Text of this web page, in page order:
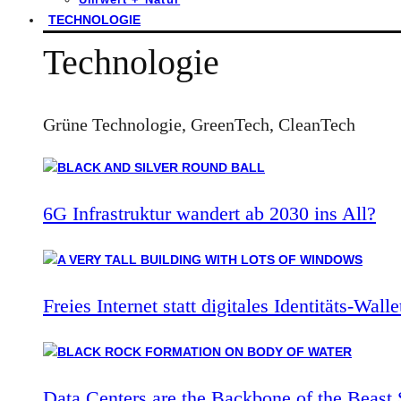
TECHNOLOGIE
Technologie
Grüne Technologie, GreenTech, CleanTech
6G Infrastruktur wandert ab 2030 ins All?
Freies Internet statt digitales Identitäts-